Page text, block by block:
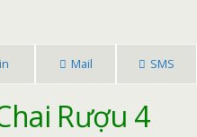
Mail SMS
Rượu 4